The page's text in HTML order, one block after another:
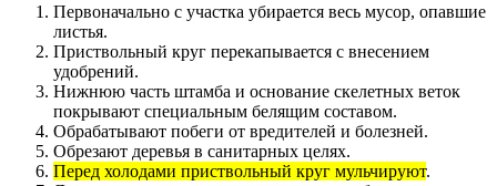
Первоначально с участка убирается весь мусор, опавшие
листья.
Приствольный круг перекапывается с внесением
удобрений.
Нижнюю часть штамба и основание скелетных веток
покрывают специальным белящим составом.
Обрабатывают побеги от вредителей и болезней.
Обрезают деревья в санитарных целях.
Перед холодами приствольный круг мульчируют.